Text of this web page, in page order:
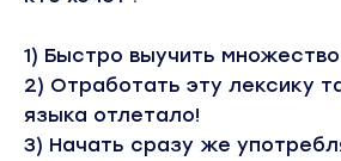
1) Быстро выучить
2) Отработать эту лексику
языка отлетало!
3) Начать сразу же